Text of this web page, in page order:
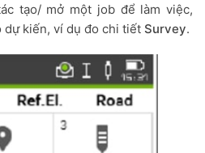
tạo/ mở một job để làm việc,
kiến, ví dụ đo chi tiết Survey.